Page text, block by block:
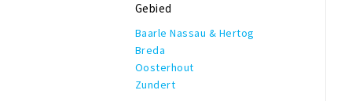
Gebied
Baarle Nassau & Hertog
Breda
Oosterhout
Zundert